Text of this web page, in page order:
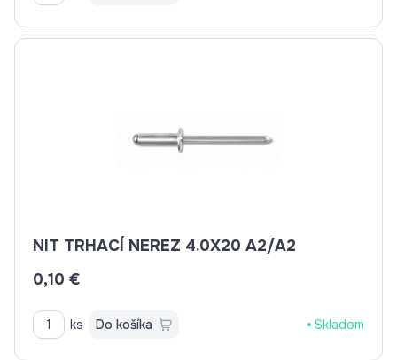
NIT TRHACÍ NEREZ 4.0X20 A2/A2
0,10 €
ks Do košíka Skladom